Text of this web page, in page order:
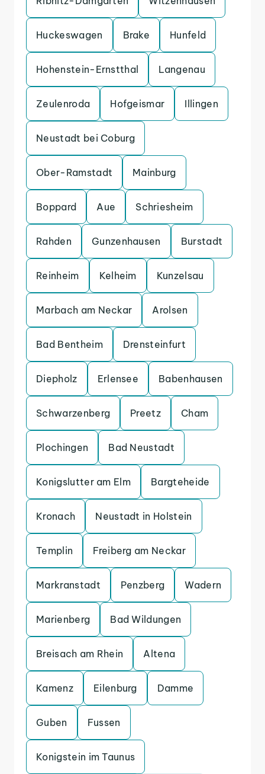
Huckeswagen Brake Hunfeld
Hohenstein-Ernstthal Langenau
Zeulenroda Hofgeismar Illingen
Neustadt bei Coburg
Ober-Ramstadt Mainburg
Boppard Aue Schriesheim
Rahden Gunzenhausen Burstadt
Reinheim Kelheim Kunzelsau
Marbach am Neckar Arolsen
Bad Bentheim Drensteinfurt
Diepholz Erlensee Babenhausen
Schwarzenberg Preetz Cham
Plochingen Bad Neustadt
Konigslutter am Elm Bargteheide
Kronach Neustadt in Holstein
Templin Freiberg am Neckar
Markranstadt Penzberg Wadern
Marienberg Bad Wildungen
Breisach am Rhein Altena
Kamenz Eilenburg Damme
Guben Fussen
Konigstein im Taunus